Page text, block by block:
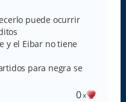
puede ocurrir
y el Eibar no tiene
para negra se
0x